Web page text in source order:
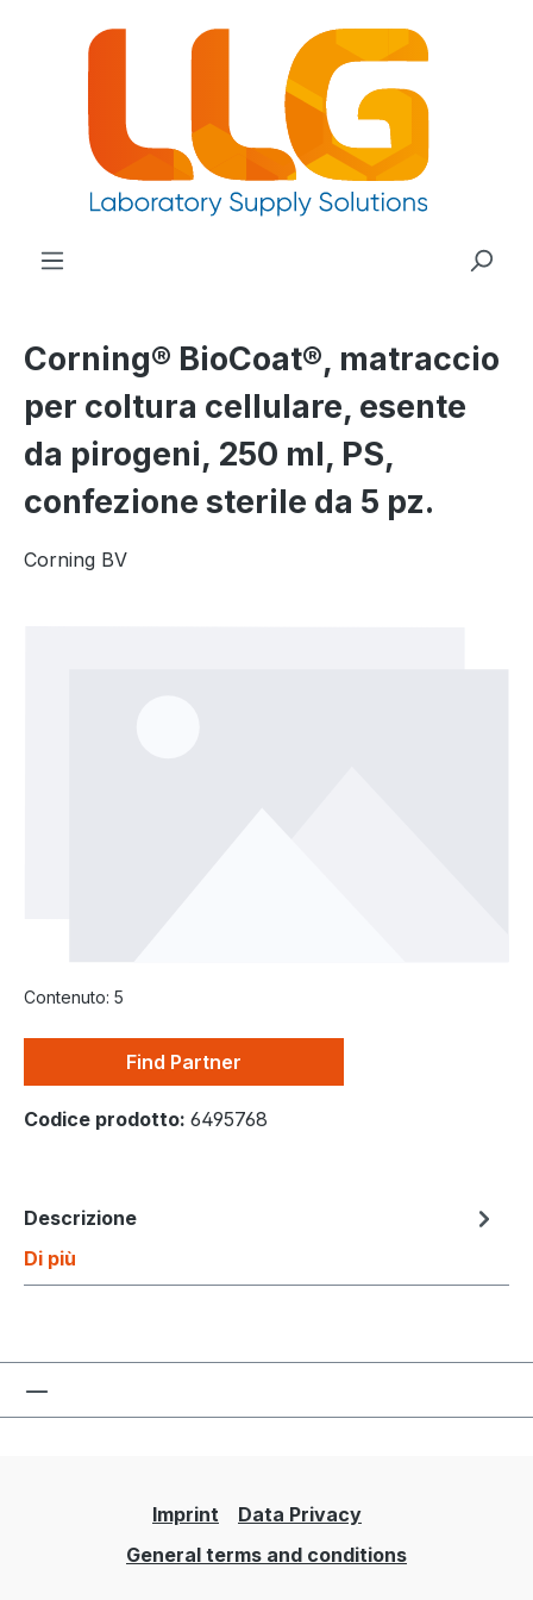
principale
Corning® BioCoat®, matraccio
per coltura cellulare, esente
da pirogeni, 250 ml, PS,
confezione sterile da 5 pz.
Corning BV
Contenuto: 5
Find Partner
Codice prodotto: 6495768
Descrizione
Di più
Imprint
Data Privacy
General terms and conditions